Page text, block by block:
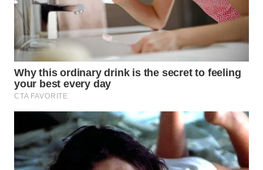
LIKUPANG
WN
LABUANBAJO
WN
BORNEO
Wahana
Media
Group